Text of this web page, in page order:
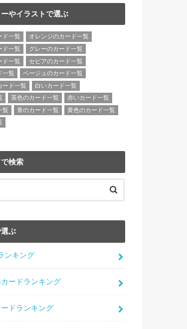
やイラストで選ぶ
ド一覧
オレンジのカード一覧
ド一覧
グレーのカード一覧
ド一覧
セピアのカード一覧
一覧
ベージュのカード一覧
ード一覧
白いカード一覧
茶色のカード一覧
赤いカード一覧
覧
青のカード一覧
黄色のカード一覧
検索
ぶ
ンキング
ードランキング
ドランキング